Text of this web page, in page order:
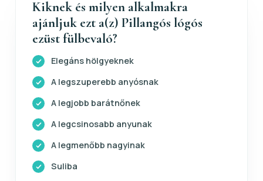
Kiknek és milyen alkalmakra
ajánljuk ezt a(z) Pillangós lógós
ezüst fülbevaló?
Elegáns hölgyeknek
A legszuperebb anyósnak
A legjobb barátnőnek
A legcsinosabb anyunak
A legmenőbb nagyinak
Suliba